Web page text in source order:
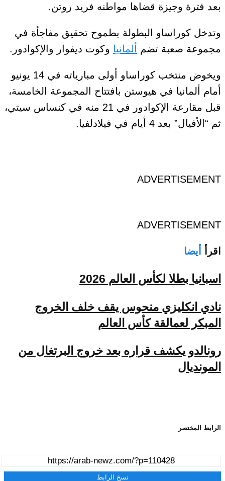
بعد فترة وجيزة قضاها مواطنه فريد روتن.
وتدخل كوراساو البطولة بطموح تحقيق مفاجأة في
مجموعة صعبة تضم
ألمانيا وكوت ديفوار والإكوادور.
ويخوض منتخب كوراساو أولى مبارياته في 14 يونيو
أمام ألمانيا في هيوستن بافتتاح المجموعة الخامسة،
قبل مقارعة الإكوادور في 21 منه في كنساس سيتي،
ثم “الأفيال” بعد 4 أيام في فيلادلفيا.
ADVERTISEMENT
ADVERTISEMENT
اقرأ أيضا
اسبانيا بطلا لكأس العالم 2026
نادي انكليزي منحوس يقف خلف الخروج
المبكر لعمالقة كأس العالم
رونالدو يكشف قراره بعد خروج البرتغال من
المونديال
الرابط المختصر
نسخ الرابط